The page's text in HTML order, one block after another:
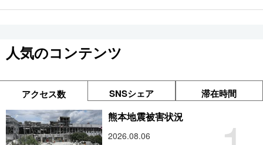
人気のコンテンツ
アクセス数 SNSシェア 滞在時間
熊本地震被害状況
2026.08.06